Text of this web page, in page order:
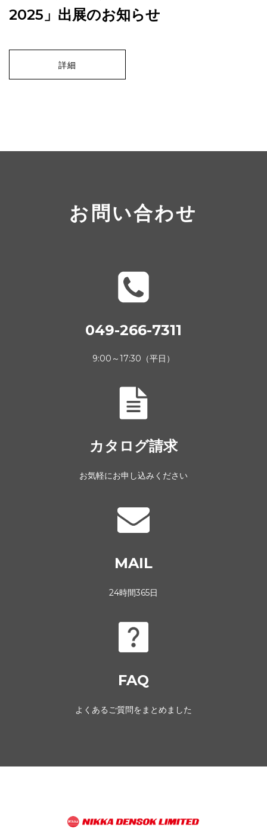
2025」出展のお知らせ
詳細
お問い合わせ
049-266-7311
9:00～17:30（平日）
カタログ請求
お気軽にお申し込みください
MAIL
24時間365日
FAQ
よくあるご質問をまとめました